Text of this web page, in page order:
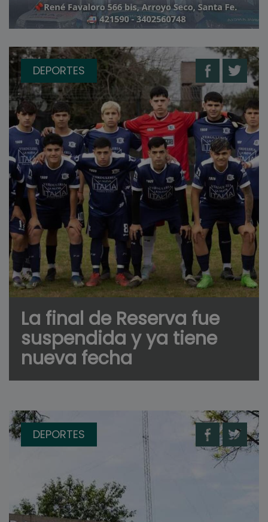
DEPORTES
La final de Reserva fue
suspendida y ya tiene
nueva fecha
DEPORTES